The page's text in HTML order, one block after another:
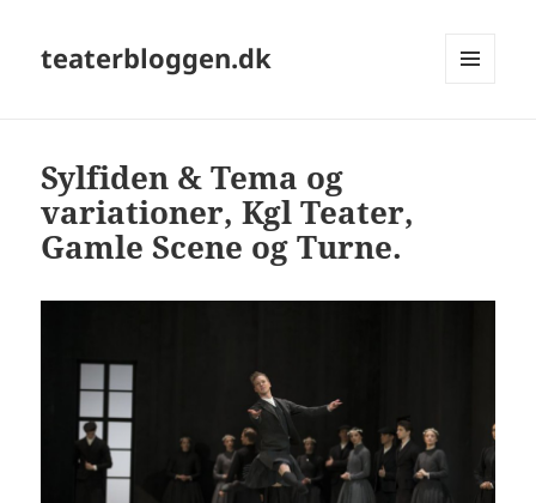
teaterbloggen.dk
Sylfiden & Tema og
variationer, Kgl Teater,
Gamle Scene og Turne.